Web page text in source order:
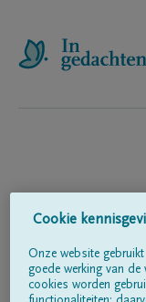
Volg ons op
Cookie
Onze website
goede werking van
cookies worden